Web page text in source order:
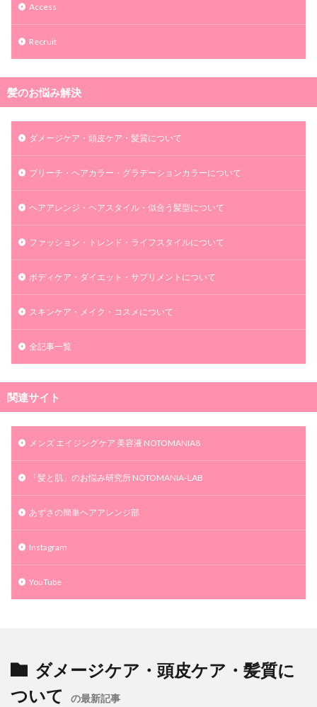
Access
Recruit
髪のお悩み解決
ダメージケア・頭皮ケア・髪質について
ブリーチ・ヘアカラー・グラデーションカラーについて
ヘアアレンジ・ヘアスタイル・似合う髪型について
ファッション・トレンド・ライフスタイルについて
ボディケア・ダイエット・サプリメントについて
スキンケア・メイク・コスメについて
全記事一覧
関連サイト
メンズ エイジングケア 美容液 NOTOMANIA8
「髪と肌」のお悩み研究所 NOTOMANIA-ⅬAB
あずさの簡単ヘアアレンジ部
Instagram
YouTube
ダメージケア・頭皮ケア・髪質に
ついて
の最新記事